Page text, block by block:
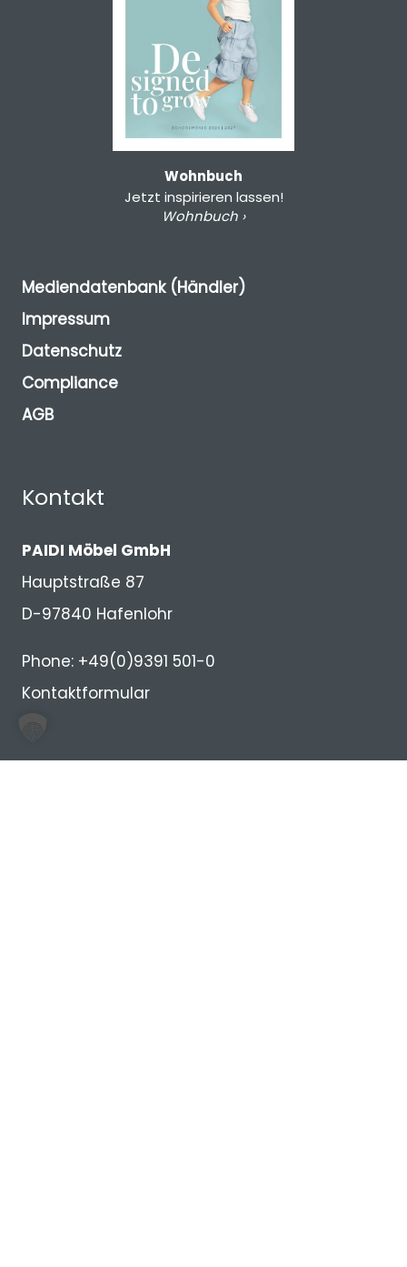
Wohnbuch
Jetzt inspirieren lassen!
Wohnbuch ›
Mediendatenbank (Händler)
Impressum
Datenschutz
Compliance
AGB
Kontakt
PAIDI Möbel GmbH
Hauptstraße 87
D-97840 Hafenlohr
Phone: +49(0)9391 501-0
Kontaktformular